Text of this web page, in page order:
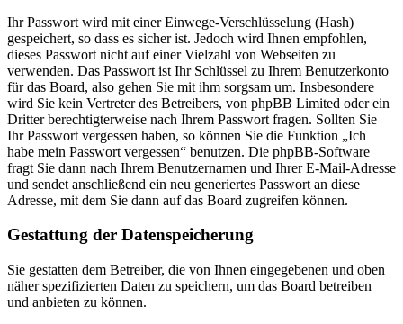
Ihr Passwort wird mit einer Einwege-Verschlüsselung (Hash)
gespeichert, so dass es sicher ist. Jedoch wird Ihnen empfohlen,
dieses Passwort nicht auf einer Vielzahl von Webseiten zu
verwenden. Das Passwort ist Ihr Schlüssel zu Ihrem Benutzerkonto
für das Board, also gehen Sie mit ihm sorgsam um. Insbesondere
wird Sie kein Vertreter des Betreibers, von phpBB Limited oder ein
Dritter berechtigterweise nach Ihrem Passwort fragen. Sollten Sie
Ihr Passwort vergessen haben, so können Sie die Funktion „Ich
habe mein Passwort vergessen“ benutzen. Die phpBB-Software
fragt Sie dann nach Ihrem Benutzernamen und Ihrer E-Mail-Adresse
und sendet anschließend ein neu generiertes Passwort an diese
Adresse, mit dem Sie dann auf das Board zugreifen können.
Gestattung der Datenspeicherung
Sie gestatten dem Betreiber, die von Ihnen eingegebenen und oben
näher spezifizierten Daten zu speichern, um das Board betreiben
und anbieten zu können.